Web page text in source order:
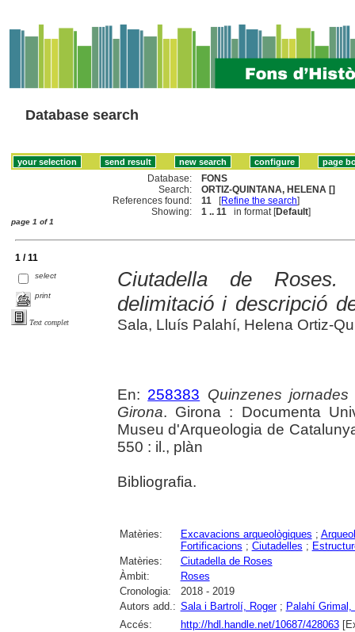
Database search
Database:
FONS
Search:
ORTIZ-QUINTANA, HELENA []
References found:
11 [Refine the search]
Showing:
1 .. 11 in format [Default]
page 1 of 1
1 / 11
select
print
Text complet
Ciutadella de Roses.
delimitació i descripció
Sala, Lluís Palahí, Helena Ortiz-
En: 258383 Quinzenes
Girona. Girona : Documenta
Museu d'Arqueologia de
550 : il., plàn
Bibliografia.
Matèries: Excavacions arqueològiques ;
Fortificacions ; Ciutadelles ;
Matèries:
Ciutadella de Roses
Àmbit:
Roses
Cronologia:
2018 - 2019
Autors add.: Sala i Bartrolí, Roger; Palahí Grimal,
Accés:
http://hdl.handle.net/10687/428063